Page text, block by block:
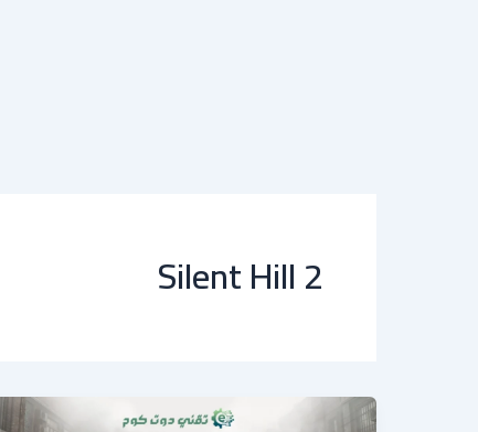
Silent Hill 2